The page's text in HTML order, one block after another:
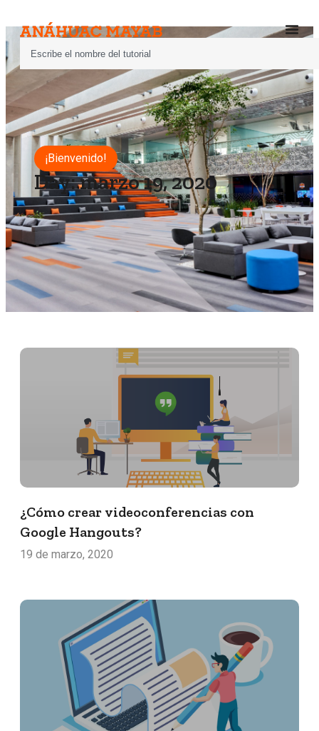
¡Bienvenido!
Day: marzo 19, 2020
¿Cómo crear videoconferencias con
Google Hangouts?
19 de marzo, 2020